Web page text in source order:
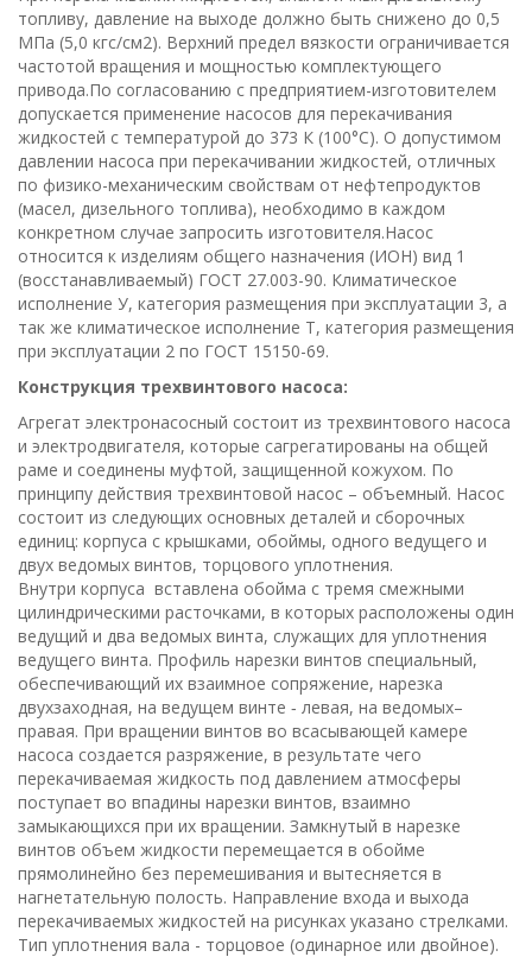
топливу, давление на выходе должно быть снижено до 0,5
МПа (5,0 кгс/см2). Верхний предел вязкости ограничивается
частотой вращения и мощностью комплектующего
привода.По согласованию с предприятием-изготовителем
допускается применение насосов для перекачивания
жидкостей с температурой до 373 К (100°С). О допустимом
давлении насоса при перекачивании жидкостей, отличных
по физико-механическим свойствам от нефтепродуктов
(масел, дизельного топлива), необходимо в каждом
конкретном случае запросить изготовителя.Насос
относится к изделиям общего назначения (ИОН) вид 1
(восстанавливаемый) ГОСТ 27.003-90. Климатическое
исполнение У, категория размещения при эксплуатации 3, а
так же климатическое исполнение Т, категория размещения
при эксплуатации 2 по ГОСТ 15150-69.
Конструкция трехвинтового насоса:
Агрегат электронасосный состоит из трехвинтового насоса
и электродвигателя, которые сагрегатированы на общей
раме и соединены муфтой, защищенной кожухом. По
принципу действия трехвинтовой насос – объемный. Насос
состоит из следующих основных деталей и сборочных
единиц: корпуса с крышками, обоймы, одного ведущего и
двух ведомых винтов, торцового уплотнения.
Внутри корпуса вставлена обойма с тремя смежными
цилиндрическими расточками, в которых расположены один
ведущий и два ведомых винта, служащих для уплотнения
ведущего винта. Профиль нарезки винтов специальный,
обеспечивающий их взаимное сопряжение, нарезка
двухзаходная, на ведущем винте ‑ левая, на ведомых–
правая. При вращении винтов во всасывающей камере
насоса создается разряжение, в результате чего
перекачиваемая жидкость под давлением атмосферы
поступает во впадины нарезки винтов, взаимно
замыкающихся при их вращении. Замкнутый в нарезке
винтов объем жидкости перемещается в обойме
прямолинейно без перемешивания и вытесняется в
нагнетательную полость. Направление входа и выхода
перекачиваемых жидкостей на рисунках указано стрелками.
Тип уплотнения вала - торцовое (одинарное или двойное).